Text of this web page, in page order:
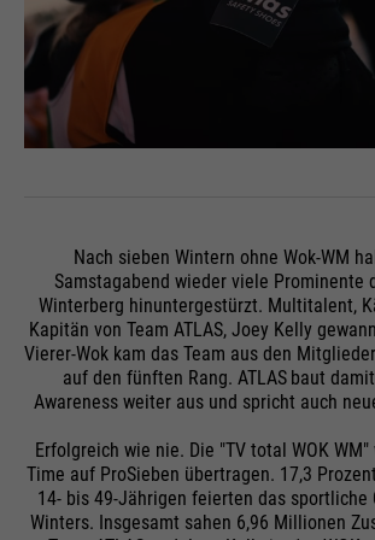
Zweck
dieser Webseite. Diese
Cookies sind
Ihr Besuch auf der
geschlossenen
Benutzer-ID als
Wert (sog. "hash-
entsprechenden
des Nutzers.
Name
PHPSESSID
Name
__utma
Anbieter
Laufzeit
Name
__utmb
Anbieter
Google Analytics
Laufzeit
30 Tage
Wird genutzt, um neue
Besuche zu
Cookie-Informationen
Externe Medien
Auf dieser Webseite nutzen wir das
Name
NID
Anbieter
Google Maps
Laufzeit
6 Monate
Maps-Inhalten
ist in Anfragen
den Browsern an
Cookie-Informationen
Externe Inhalte
Nach sieben Wintern ohne Wok-WM
Samstagabend wieder viele Prominente
Winterberg hinuntergestürzt. Multitalent,
Kapitän von Team ATLAS, Joey Kelly
Vierer-Wok kam das Team aus den
auf den fünften Rang. ATLAS baut
Awareness weiter aus und spricht auch
Erfolgreich wie nie. Die "TV total WOK
Time auf ProSieben übertragen. 17,3
14- bis 49-Jährigen feierten das sportliche
Winters. Insgesamt sahen 6,96 Millionen